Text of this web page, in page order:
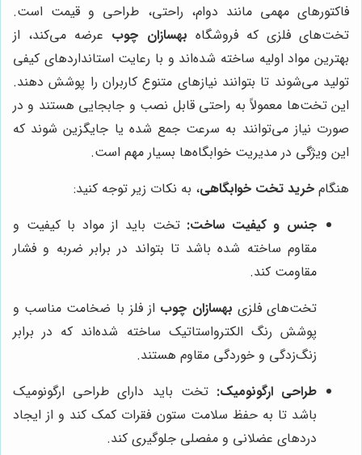
فاکتورهای مهمی مانند دوام، راحتی، طراحی و قیمت است.
تخت‌های فلزی که فروشگاه بهسازان چوب عرضه می‌کند، از
بهترین مواد اولیه ساخته شده‌اند و با رعایت استانداردهای کیفی
تولید می‌شوند تا بتوانند نیازهای متنوع کاربران را پوشش دهند.
این تخت‌ها معمولاً به راحتی قابل نصب و جابجایی هستند و در
صورت نیاز می‌توانند به سرعت جمع شده یا جایگزین شوند که
این ویژگی در مدیریت خوابگاه‌ها بسیار مهم است.
هنگام خرید تخت خوابگاهی، به نکات زیر توجه کنید:
جنس و کیفیت ساخت: تخت باید از مواد با کیفیت و
مقاوم ساخته شده باشد تا بتواند در برابر ضربه و فشار
مقاومت کند.
تخت‌های فلزی بهسازان چوب از فلز با ضخامت مناسب و
پوشش رنگ الکترواستاتیک ساخته شده‌اند که در برابر
زنگ‌زدگی و خوردگی مقاوم هستند.
طراحی ارگونومیک: تخت باید دارای طراحی ارگونومیک
باشد تا به حفظ سلامت ستون فقرات کمک کند و از ایجاد
دردهای عضلانی و مفصلی جلوگیری کند.